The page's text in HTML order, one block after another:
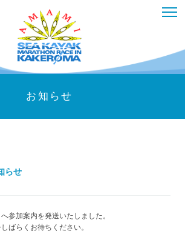
お知らせ
らせ
参加案内を発送いたしました。
ばらくお待ちください。